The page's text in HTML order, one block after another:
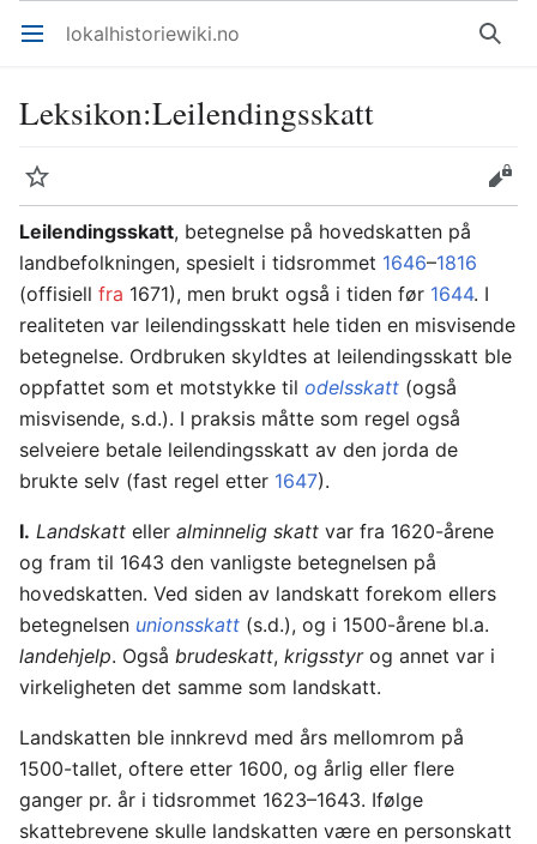
Åpne hovedmenyen lokalhistoriewiki.no Søk
Leksikon:Leilendingsskatt
Overvåk
Rediger
Leilendingsskatt, betegnelse på hovedskatten på
landbefolkningen, spesielt i tidsrommet 1646–1816
(offisiell fra 1671), men brukt også i tiden før 1644. I
realiteten var leilendingsskatt hele tiden en misvisende
betegnelse. Ordbruken skyldtes at leilendingsskatt ble
oppfattet som et motstykke til odelsskatt (også
misvisende, s.d.). I praksis måtte som regel også
selveiere betale leilendingsskatt av den jorda de
brukte selv (fast regel etter 1647).
I. Landskatt eller alminnelig skatt var fra 1620-årene
og fram til 1643 den vanligste betegnelsen på
hovedskatten. Ved siden av landskatt forekom ellers
betegnelsen unionsskatt (s.d.), og i 1500-årene bl.a.
landehjelp. Også brudeskatt, krigsstyrog annet var i
virkeligheten det samme som landskatt.
Land­skatten ble innkrevd med års mellomrom på
1500-tallet, oftere etter 1600, og årlig eller flere
ganger pr. år i tidsrommet 1623–1643. Ifølge
skattebrevene skulle landskatten være en personskatt